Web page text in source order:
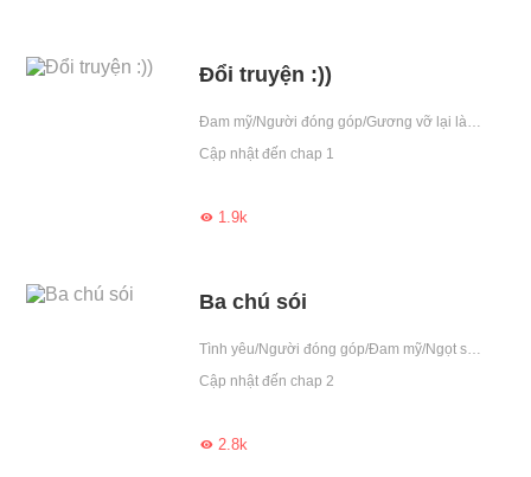
Đổi truyện :))
Đam mỹ/Người đóng góp/Gương vỡ lại lành/Ghen/Chiếm hữu cao/Hay diễn trò
Cập nhật đến chap 1
1.9k
Ba chú sói
Tình yêu/Người đóng góp/Đam mỹ/Ngọt sủng/Nhẹ nhàng/Hay diễn trò
Cập nhật đến chap 2
2.8k